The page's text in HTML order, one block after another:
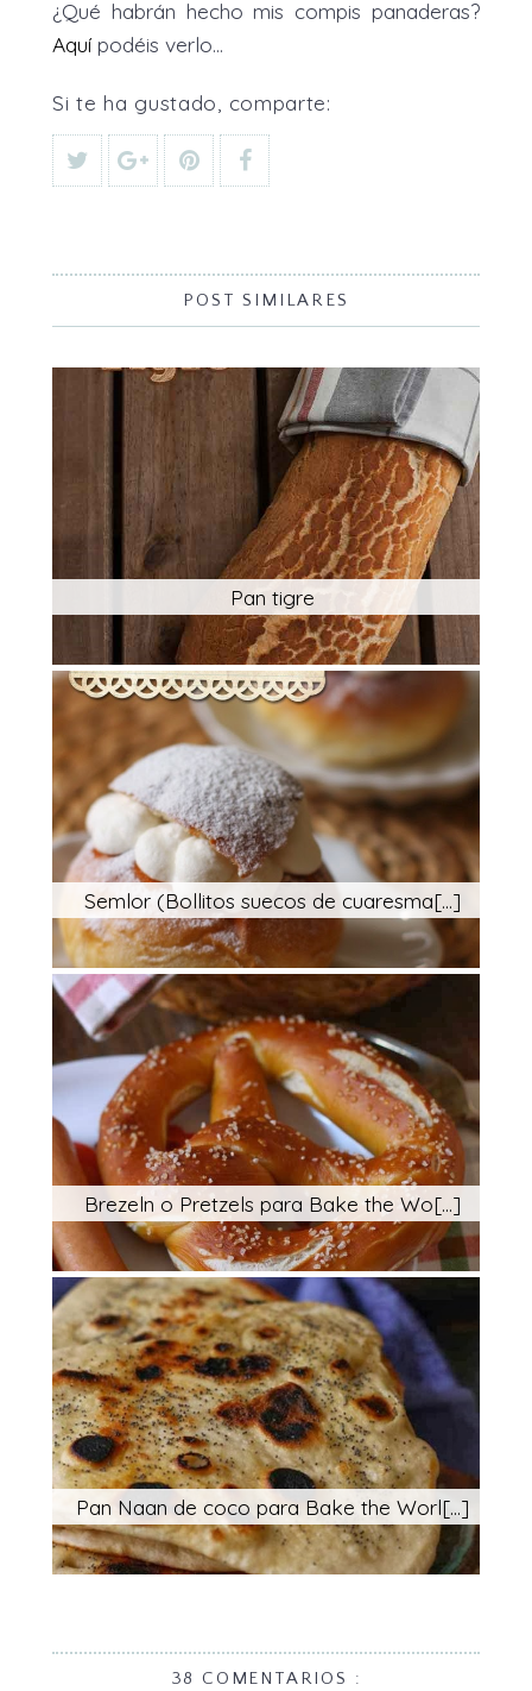
¿Qué habrán hecho mis compis panaderas?
Aquípodéis verlo…
Si te ha gustado, comparte:
POST SIMILARES
Pan tigre
Semlor (Bollitos suecos de cuaresma[...]
Brezeln o Pretzels para Bake the Wo[...]
Pan Naan de coco para Bake the Worl[...]
38 COMENTARIOS :